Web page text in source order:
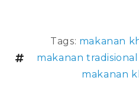
Tags: makanan
makanan
makanan